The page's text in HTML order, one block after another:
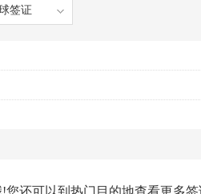
签证
您还可以到热门目的地查看更多